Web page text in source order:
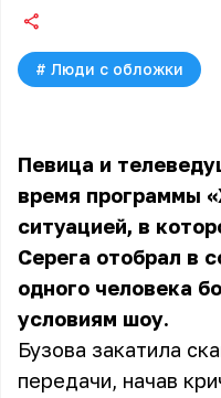
# Люди с обложки
Певица и
время программы
ситуацией, в
Серега отобрал в
одного человека
условиям шоу.
Бузова закатила
передачи, начав